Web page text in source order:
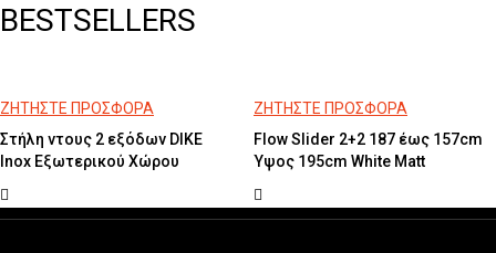
BESTSELLERS
ΖΗΤΗΣΤΕ ΠΡΟΣΦΟΡΑ
Στήλη ντους 2 εξόδων DIKE
Inox Εξωτερικού Χώρου
ΖΗΤΗΣΤΕ ΠΡΟΣΦΟΡΑ
Flow Slider 2+2 187 έως 157cm
Ύψος 195cm White Matt